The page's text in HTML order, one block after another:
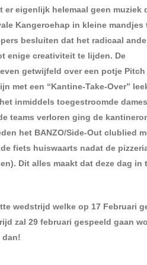
eigenlijk helemaal geen muziek
Kangeroehap in kleine mandjes
besluiten dat het radicaal
enige creativiteit te lijden. De
getwijfeld over een potje
met een “Kantine-Take-Over”
inmiddels toegestroomde
teams verloren ging de
het BANZO/Side-Out clublied
fiets huiswaarts nadat de
Dit alles maakt dat deze dag in
wedstrijd welke op 17 Februari
zal 29 februari gespeeld gaan
dan!